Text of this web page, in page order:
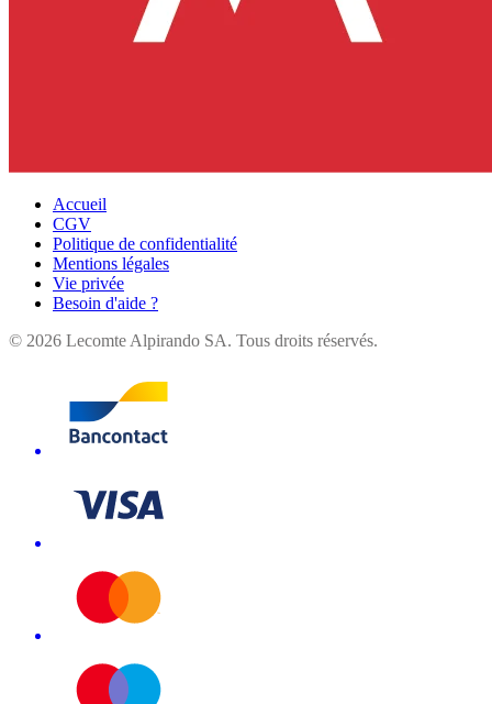
Accueil
CGV
Politique de confidentialité
Mentions légales
Vie privée
Besoin d'aide ?
© 2026 Lecomte Alpirando SA. Tous droits réservés.